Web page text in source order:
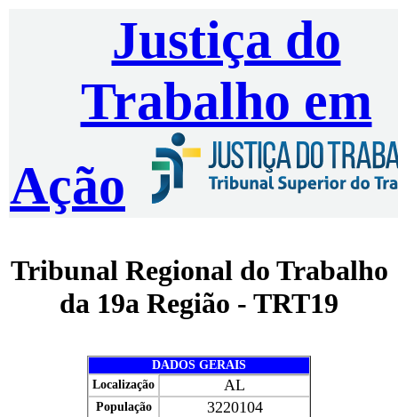
Justiça do
Trabalho em
Ação
Tribunal Regional do Trabalho
da 19a Região - TRT19
DADOS GERAIS
Localização
AL
População 3220104